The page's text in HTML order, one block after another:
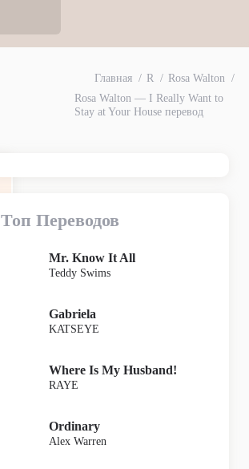
Главная R
Rosa Walton
Rosa Walton — I Really Want to
Stay at Your House перевод
Топ Переводов
Mr. Know It All
Teddy Swims
Gabriela
KATSEYE
Where Is My Husband!
RAYE
Ordinary
Alex Warren